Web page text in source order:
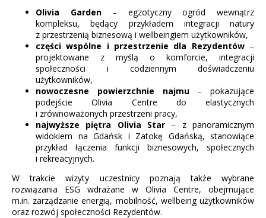
Olivia Garden– egzotyczny ogród wewnątrz
kompleksu, będący przykładem integracji natury
z przestrzenią biznesową i wellbeingiem użytkowników,
części wspólne i przestrzenie dla Rezydentów–
projektowane z myślą o komforcie, integracji
społeczności i codziennym doświadczeniu
użytkowników,
nowoczesne powierzchnie najmu– pokazujące
podejście Olivia Centre do elastycznych
i zrównoważonych przestrzeni pracy,
najwyższe piętra Olivia Star – z panoramicznym
widokiem na Gdańsk i Zatokę Gdańską, stanowiące
przykład łączenia funkcji biznesowych, społecznych
i rekreacyjnych.
W trakcie wizyty uczestnicy poznają także wybrane
rozwiązania ESG wdrażane w Olivia Centre, obejmujące
m.in. zarządzanie energią, mobilność, wellbeing użytkowników
oraz rozwój społeczności Rezydentów.